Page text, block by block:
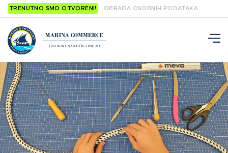
TRENUTNO SMO OTVORENI! OBRADA OSOBNIH PODATAKA